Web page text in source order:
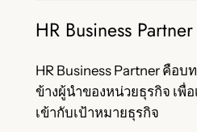
HR Business
HR Business Partner คือบ
ข้างผู้นำของหน่วยธุรกิจ เพื่
เข้ากับเป้าหมายธุรกิจ